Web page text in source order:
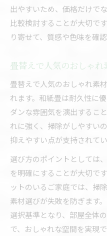
出やすいため、価格だけで
比較検討することが大切で
り寄せて、質感や色味を確
畳替えで人気のおしゃ
畳替えで人気のおしゃれ素
れます。和紙畳は耐久性に
ダンな雰囲気を演出するこ
れに強く、掃除がしやすい
抑えやすい点が支持されてい
選び方のポイントとしては
を明確にすることが大切で
ットのいるご家庭では、掃
素材選びが失敗を防ぎます
選択基準となり、部屋全体
で、おしゃれな空間を実現で